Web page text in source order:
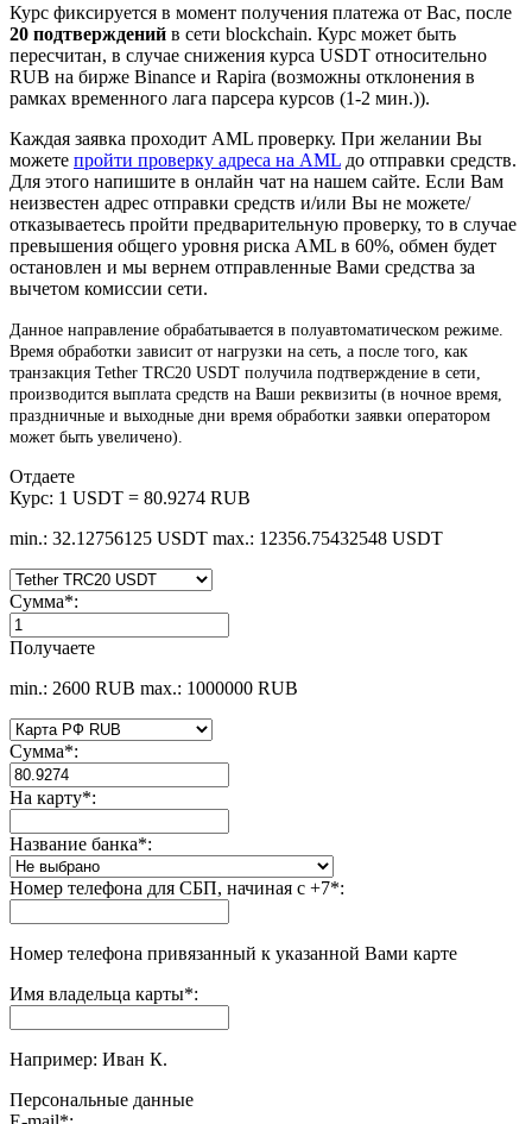
Курс фиксируется в момент получения платежа от Вас, после
20 подтверждений в сети blockchain. Курс может быть
пересчитан, в случае снижения курса USDT относительно
RUB на бирже Binance и Rapira (возможны отклонения в
рамках временного лага парсера курсов (1-2 мин.)).
Каждая заявка проходит AML проверку. При желании Вы
можете пройти проверку адреса на AML до отправки средств.
Для этого напишите в онлайн чат на нашем сайте. Если Вам
неизвестен адрес отправки средств и/или Вы не можете/
отказываетесь пройти предварительную проверку, то в случае
превышения общего уровня риска AML в 60%, обмен будет
остановлен и мы вернем отправленные Вами средства за
вычетом комиссии сети.
Данное направление обрабатывается в полуавтоматическом режиме.
Время обработки зависит от нагрузки на сеть, а после того, как
транзакция Tether TRC20 USDT получила подтверждение в сети,
производится выплата средств на Ваши реквизиты (в ночное время,
праздничные и выходные дни время обработки заявки оператором
может быть увеличено).
Отдаете
Курс: 1 USDT = 80.9274 RUB
min.: 32.12756125 USDT max.: 12356.75432548 USDT
Сумма*:
Получаете
min.: 2600 RUB max.: 1000000 RUB
Сумма*:
На карту*:
Название банка*:
Номер телефона для СБП, начиная с +7*:
Номер телефона привязанный к указанной Вами карте
Имя владельца карты*:
Например: Иван К.
Персональные данные